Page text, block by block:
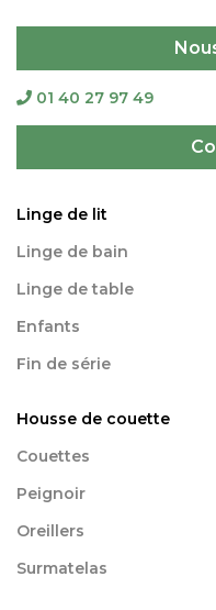
01 40 27 97 49
Linge de lit
Linge de bain
Linge de table
Enfants
Fin de série
Housse de couette
Couettes
Peignoir
Oreillers
Surmatelas